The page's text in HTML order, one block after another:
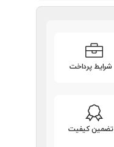
شرایط پرداخت
تضمین کیفیت